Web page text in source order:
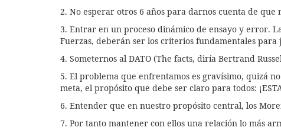
2. No esperar otros 6 años para darnos cuenta de que
3. Entrar en un proceso dinámico de ensayo y error.
Fuerzas, deberán ser los criterios fundamentales para
4. Someternos al DATO (The facts, diría Bertrand
5. El problema que enfrentamos es gravísimo, quizá
meta, el propósito que debe ser claro para todos:
6. Entender que en nuestro propósito central, los
7. Por tanto mantener con ellos una relación lo más